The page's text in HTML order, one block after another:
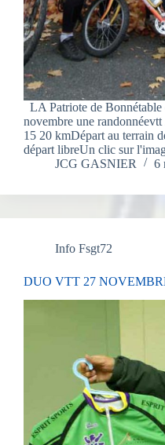
LA Patriote de Bonnétable
novembre une
15 20 kmDépart au terrain
départ libreUn clic sur
JCG GASNIER
6
Info Fsgt72
DUO VTT 27